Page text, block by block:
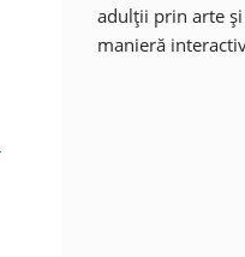
adulții prin arte
manieră